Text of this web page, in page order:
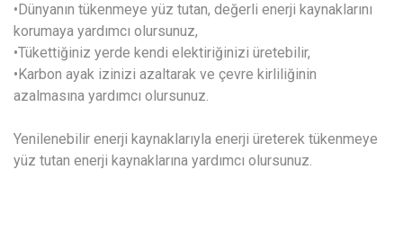
•Dünyanın tükenmeye yüz tutan, değerli enerji kaynaklarını
korumaya yardımcı olursunuz,
•Tükettiğiniz yerde kendi elektiriğinizi üretebilir,
•Karbon ayak izinizi azaltarak ve çevre kirliliğinin
azalmasına yardımcı olursunuz.
Yenilenebilir enerji kaynaklarıyla enerji üreterek tükenmeye
yüz tutan enerji kaynaklarına yardımcı olursunuz.